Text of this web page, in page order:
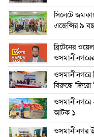
সিলেটে
এজেন্সির ৯
ব্রিটেনের
ওসমানীনগরে
বিরুদ্ধে ‘জিরো
ওসমানীনগরে
আটক ১
ওসমানীনগর